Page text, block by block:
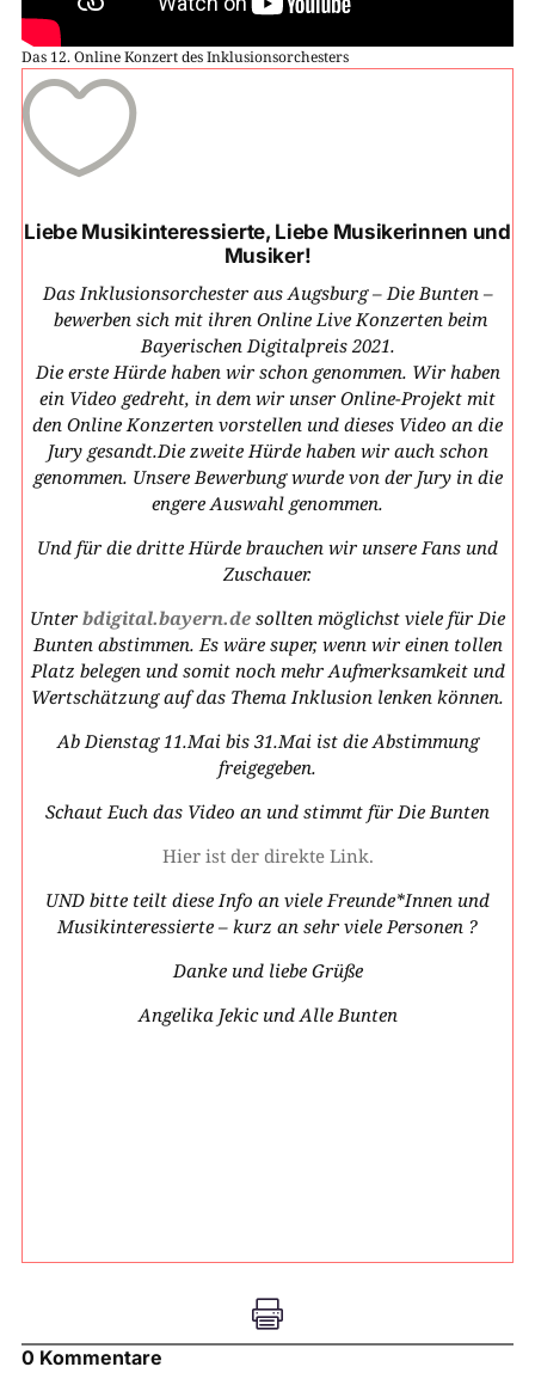
Das 12. Online Konzert des Inklusionsorchesters

Liebe Musikinteressierte, Liebe Musikerinnen und
Musiker!
Das Inklusionsorchester aus Augsburg – Die Bunten –
bewerben sich mit ihren Online Live Konzerten beim
Bayerischen Digitalpreis 2021.
Die erste Hürde haben wir schon genommen. Wir haben
ein Video gedreht, in dem wir unser Online-Projekt mit
den Online Konzerten vorstellen und dieses Video an die
Jury gesandt.Die zweite Hürde haben wir auch schon
genommen. Unsere Bewerbung wurde von der Jury in die
engere Auswahl genommen.
Und für die dritte Hürde brauchen wir unsere Fans und
Zuschauer.
Unter bdigital.bayern.de sollten möglichst viele für Die
Bunten abstimmen. Es wäre super, wenn wir einen tollen
Platz belegen und somit noch mehr Aufmerksamkeit und
Wertschätzung auf das Thema Inklusion lenken können.
Ab Dienstag 11.Mai bis 31.Mai ist die Abstimmung
freigegeben.
Schaut Euch das Video an und stimmt für Die Bunten
Hier ist der direkte Link.
UND bitte teilt diese Info an viele Freunde*Innen und
Musikinteressierte – kurz an sehr viele Personen ?
Danke und liebe Grüße
Angelika Jekic und Alle Bunten

0 Kommentare